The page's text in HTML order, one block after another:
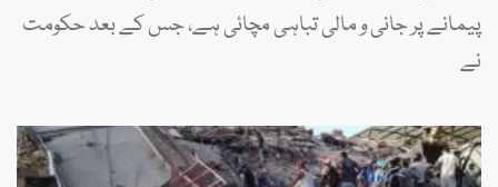
پیمانے پر جانی و مالی تباہی مچائی ہے، جس کے بعد حکومت
نے